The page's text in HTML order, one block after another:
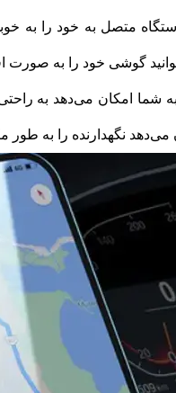
گوشی خود را به صورت
نگهدارنده را به طور